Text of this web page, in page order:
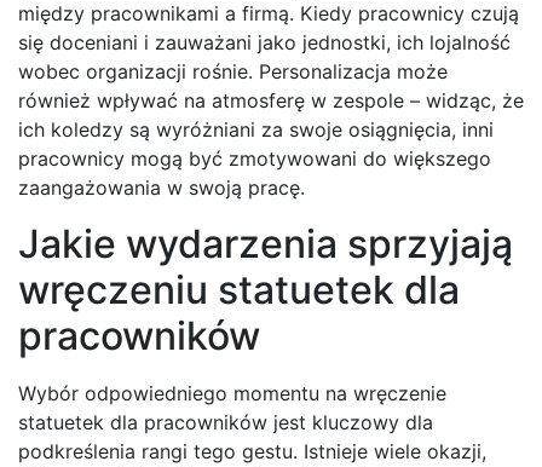
między pracownikami a firmą. Kiedy pracownicy czują
się doceniani i zauważani jako jednostki, ich lojalność
wobec organizacji rośnie. Personalizacja może
również wpływać na atmosferę w zespole – widząc, że
ich koledzy są wyróżniani za swoje osiągnięcia, inni
pracownicy mogą być zmotywowani do większego
zaangażowania w swoją pracę.
Jakie wydarzenia sprzyjają
wręczeniu statuetek dla
pracowników
Wybór odpowiedniego momentu na wręczenie
statuetek dla pracowników jest kluczowy dla
podkreślenia rangi tego gestu. Istnieje wiele okazji,